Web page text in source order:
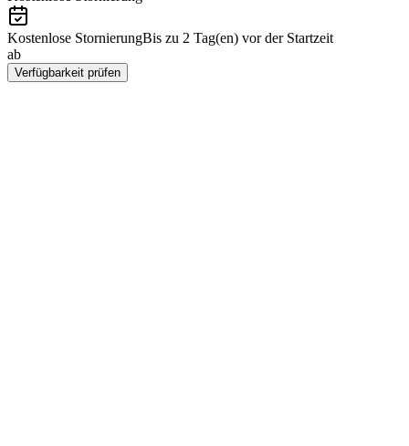
Kostenlose StornierungBis zu 2 Tag(en) vor der Startzeit
ab
Verfügbarkeit prüfen